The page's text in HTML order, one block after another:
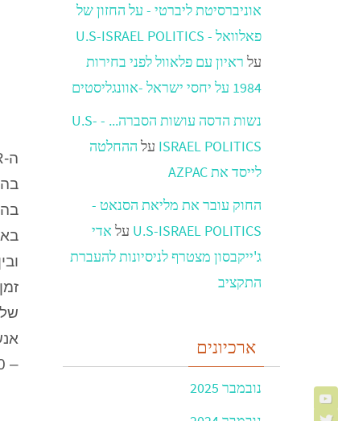
– 6000 סטודנטים ואנשי צוות שלקחו חלק בחשיבה ובאפשרות לגלות אופציות חדשות.
אוניברסיטת ליברטי - על החזון של
פאלוואל - U.S-ISRAEL POLITICS
על ראיון עם פלאוול לפני בחירות
1984 על יחסי ישראל -אוונגליסטים
נשות הדסה עושות הסברה... - U.S-
ISRAEL POLITICS על ההחלטה
לייסד את AZPAC
החוק עובר את מליאת הסנאט -
U.S-ISRAEL POLITICS על אדי
ג'ייקבסון מצטרף לניסיונות להעברת
התקציב
ארכיונים
נובמבר 2025